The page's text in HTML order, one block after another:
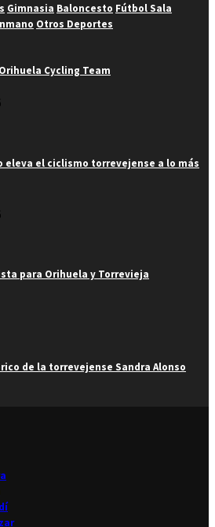
Gimnasia Baloncesto Fútbol Sala
Otros Deportes
Cycling Team
eleva el ciclismo torrevejense a lo más
para Orihuela y Torrevieja
de la torrevejense Sandra Alonso